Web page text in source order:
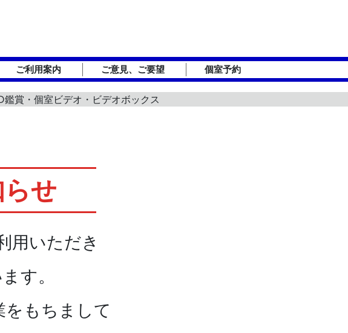
ご利用案内 ご意見、ご要望 個室予約
賞・個室ビデオ・ビデオボックス
せ
用いただき
す。
をもちまして